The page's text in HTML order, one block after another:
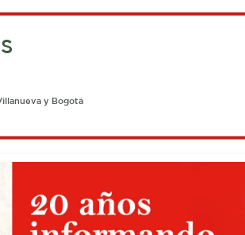
y Bogotá